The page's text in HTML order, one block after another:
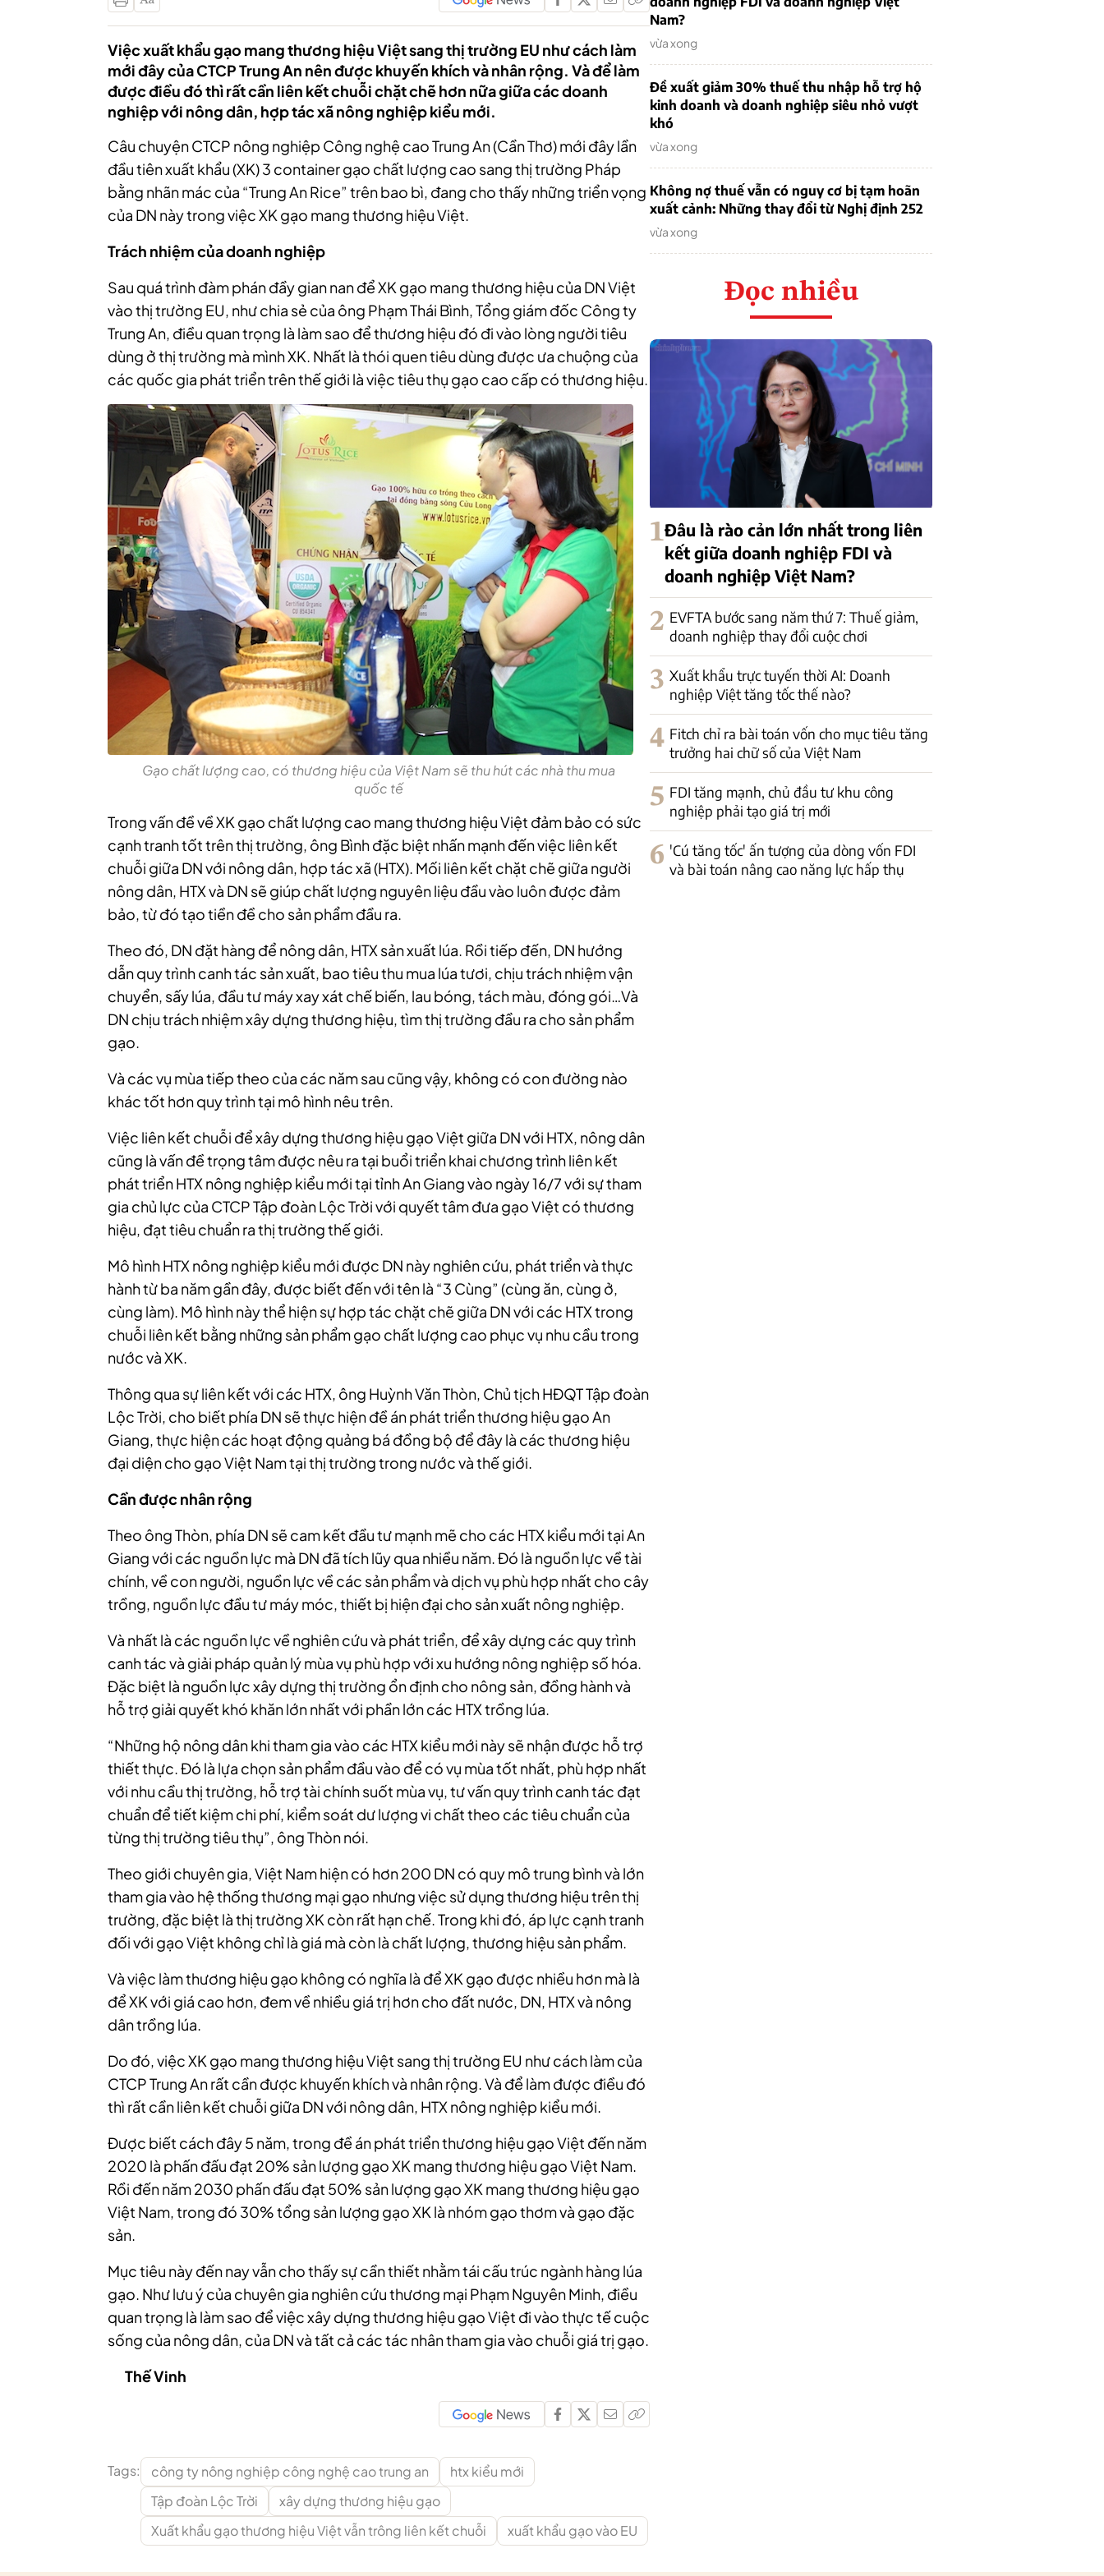
Việc xuất khẩu gạo mang thương hiệu Việt sang thị trường EU như cách làm
mới đây của CTCP Trung An nên được khuyến khích và nhân rộng. Và để làm
được điều đó thì rất cần liên kết chuỗi chặt chẽ hơn nữa giữa các doanh
nghiệp với nông dân, hợp tác xã nông nghiệp kiểu mới.
Câu chuyện CTCP nông nghiệp Công nghệ cao Trung An (Cần Thơ) mới đây lần
đầu tiên xuất khẩu (XK) 3 container gạo chất lượng cao sang thị trường Pháp
bằng nhãn mác của “Trung An Rice” trên bao bì, đang cho thấy những triển vọng
của DN này trong việc XK gạo mang thương hiệu Việt.
Trách nhiệm của doanh nghiệp
Sau quá trình đàm phán đầy gian nan để XK gạo mang thương hiệu của DN Việt
vào thị trường EU, như chia sẻ của ông Phạm Thái Bình, Tổng giám đốc Công ty
Trung An, điều quan trọng là làm sao để thương hiệu đó đi vào lòng người tiêu
dùng ở thị trường mà mình XK. Nhất là thói quen tiêu dùng được ưa chuộng của
các quốc gia phát triển trên thế giới là việc tiêu thụ gạo cao cấp có thương hiệu.
Gạo chất lượng cao, có thương hiệu của Việt Nam sẽ thu hút các nhà thu mua
quốc tế
Trong vấn đề về XK gạo chất lượng cao mang thương hiệu Việt đảm bảo có sức
cạnh tranh tốt trên thị trường, ông Bình đặc biệt nhấn mạnh đến việc liên kết
chuỗi giữa DN với nông dân, hợp tác xã (HTX). Mối liên kết chặt chẽ giữa người
nông dân, HTX và DN sẽ giúp chất lượng nguyên liệu đầu vào luôn được đảm
bảo, từ đó tạo tiền đề cho sản phẩm đầu ra.
Theo đó, DN đặt hàng để nông dân, HTX sản xuất lúa. Rồi tiếp đến, DN hướng
dẫn quy trình canh tác sản xuất, bao tiêu thu mua lúa tươi, chịu trách nhiệm vận
chuyển, sấy lúa, đầu tư máy xay xát chế biến, lau bóng, tách màu, đóng gói…Và
DN chịu trách nhiệm xây dựng thương hiệu, tìm thị trường đầu ra cho sản phẩm
gạo.
Và các vụ mùa tiếp theo của các năm sau cũng vậy, không có con đường nào
khác tốt hơn quy trình tại mô hình nêu trên.
Việc liên kết chuỗi để xây dựng thương hiệu gạo Việt giữa DN với HTX, nông dân
cũng là vấn đề trọng tâm được nêu ra tại buổi triển khai chương trình liên kết
phát triển HTX nông nghiệp kiểu mới tại tỉnh An Giang vào ngày 16/7 với sự tham
gia chủ lực của CTCP Tập đoàn Lộc Trời với quyết tâm đưa gạo Việt có thương
hiệu, đạt tiêu chuẩn ra thị trường thế giới.
Mô hình HTX nông nghiệp kiểu mới được DN này nghiên cứu, phát triển và thực
hành từ ba năm gần đây, được biết đến với tên là “3 Cùng” (cùng ăn, cùng ở,
cùng làm). Mô hình này thể hiện sự hợp tác chặt chẽ giữa DN với các HTX trong
chuỗi liên kết bằng những sản phẩm gạo chất lượng cao phục vụ nhu cầu trong
nước và XK.
Thông qua sự liên kết với các HTX, ông Huỳnh Văn Thòn, Chủ tịch HĐQT Tập đoàn
Lộc Trời, cho biết phía DN sẽ thực hiện đề án phát triển thương hiệu gạo An
Giang, thực hiện các hoạt động quảng bá đồng bộ để đây là các thương hiệu
đại diện cho gạo Việt Nam tại thị trường trong nước và thế giới.
Cần được nhân rộng
Theo ông Thòn, phía DN sẽ cam kết đầu tư mạnh mẽ cho các HTX kiểu mới tại An
Giang với các nguồn lực mà DN đã tích lũy qua nhiều năm. Đó là nguồn lực về tài
chính, về con người, nguồn lực về các sản phẩm và dịch vụ phù hợp nhất cho cây
trồng, nguồn lực đầu tư máy móc, thiết bị hiện đại cho sản xuất nông nghiệp.
Và nhất là các nguồn lực về nghiên cứu và phát triển, để xây dựng các quy trình
canh tác và giải pháp quản lý mùa vụ phù hợp với xu hướng nông nghiệp số hóa.
Đặc biệt là nguồn lực xây dựng thị trường ổn định cho nông sản, đồng hành và
hỗ trợ giải quyết khó khăn lớn nhất với phần lớn các HTX trồng lúa.
“Những hộ nông dân khi tham gia vào các HTX kiểu mới này sẽ nhận được hỗ trợ
thiết thực. Đó là lựa chọn sản phẩm đầu vào để có vụ mùa tốt nhất, phù hợp nhất
với nhu cầu thị trường, hỗ trợ tài chính suốt mùa vụ, tư vấn quy trình canh tác đạt
chuẩn để tiết kiệm chi phí, kiểm soát dư lượng vi chất theo các tiêu chuẩn của
từng thị trường tiêu thụ”, ông Thòn nói.
Theo giới chuyên gia, Việt Nam hiện có hơn 200 DN có quy mô trung bình và lớn
tham gia vào hệ thống thương mại gạo nhưng việc sử dụng thương hiệu trên thị
trường, đặc biệt là thị trường XK còn rất hạn chế. Trong khi đó, áp lực cạnh tranh
đối với gạo Việt không chỉ là giá mà còn là chất lượng, thương hiệu sản phẩm.
Và việc làm thương hiệu gạo không có nghĩa là để XK gạo được nhiều hơn mà là
để XK với giá cao hơn, đem về nhiều giá trị hơn cho đất nước, DN, HTX và nông
dân trồng lúa.
Do đó, việc XK gạo mang thương hiệu Việt sang thị trường EU như cách làm của
CTCP Trung An rất cần được khuyến khích và nhân rộng. Và để làm được điều đó
thì rất cần liên kết chuỗi giữa DN với nông dân, HTX nông nghiệp kiểu mới.
Được biết cách đây 5 năm, trong đề án phát triển thương hiệu gạo Việt đến năm
2020 là phấn đấu đạt 20% sản lượng gạo XK mang thương hiệu gạo Việt Nam.
Rồi đến năm 2030 phấn đấu đạt 50% sản lượng gạo XK mang thương hiệu gạo
Việt Nam, trong đó 30% tổng sản lượng gạo XK là nhóm gạo thơm và gạo đặc
sản.
Mục tiêu này đến nay vẫn cho thấy sự cần thiết nhằm tái cấu trúc ngành hàng lúa
gạo. Như lưu ý của chuyên gia nghiên cứu thương mại Phạm Nguyên Minh, điều
quan trọng là làm sao để việc xây dựng thương hiệu gạo Việt đi vào thực tế cuộc
sống của nông dân, của DN và tất cả các tác nhân tham gia vào chuỗi giá trị gạo.
Thế Vinh
Tags: công ty nông nghiệp công nghệ cao trung an
htx kiểu mới
Tập đoàn Lộc Trời
xây dựng thương hiệu gạo
Xuất khẩu gạo thương hiệu Việt vẫn trông liên kết chuỗi
xuất khẩu gạo vào EU
Nam?
vừa xong
Đề xuất giảm 30% thuế thu nhập hỗ trợ hộ
kinh doanh và doanh nghiệp siêu nhỏ vượt
khó
vừa xong
Không nợ thuế vẫn có nguy cơ bị tạm hoãn
xuất cảnh: Những thay đổi từ Nghị định 252
vừa xong
Đọc nhiều
1Đâu là rào cản lớn nhất trong liên
kết giữa doanh nghiệp FDI và
doanh nghiệp Việt Nam?
2 EVFTA bước sang năm thứ 7: Thuế giảm,
doanh nghiệp thay đổi cuộc chơi
3 Xuất khẩu trực tuyến thời AI: Doanh
nghiệp Việt tăng tốc thế nào?
4 Fitch chỉ ra bài toán vốn cho mục tiêu tăng
trưởng hai chữ số của Việt Nam
5 FDI tăng mạnh, chủ đầu tư khu công
nghiệp phải tạo giá trị mới
6 'Cú tăng tốc' ấn tượng của dòng vốn FDI
và bài toán nâng cao năng lực hấp thụ